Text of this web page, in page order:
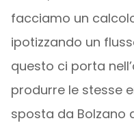
facciamo un
ipotizzando un
questo ci porta
produrre le stesse
sposta da Bolzano